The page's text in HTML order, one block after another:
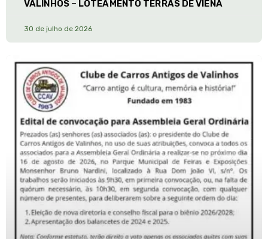
VALINHOS – LOTEAMENTO TERRAS DE VIENA
30 de julho de 2026